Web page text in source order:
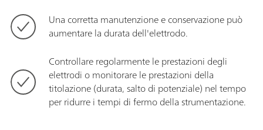
Una corretta manutenzione e conservazione può
aumentare la durata dell'elettrodo.
Controllare regolarmente le prestazioni degli
elettrodi o monitorare le prestazioni della
titolazione (durata, salto di potenziale) nel tempo
per ridurre i tempi di fermo della strumentazione.